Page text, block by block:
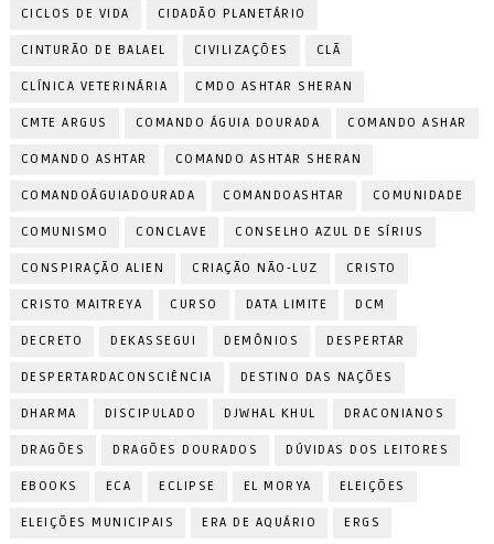
CICLOS DE VIDA CIDADÃO PLANETÁRIO
CINTURÃO DE BALAEL CIVILIZAÇÕES CLÃ
CLÍNICA VETERINÁRIA CMDO ASHTAR SHERAN
CMTE ARGUS COMANDO ÁGUIA DOURADA COMANDO ASHAR
COMANDO ASHTAR COMANDO ASHTAR SHERAN
COMANDOÁGUIADOURADA COMANDOASHTAR COMUNIDADE
COMUNISMO CONCLAVE CONSELHO AZUL DE SÍRIUS
CONSPIRAÇÃO ALIEN CRIAÇÃO NÃO-LUZ CRISTO
CRISTO MAITREYA CURSO DATA LIMITE DCM
DECRETO DEKASSEGUI DEMÔNIOS DESPERTAR
DESPERTARDACONSCIÊNCIA DESTINO DAS NAÇÕES
DHARMA DISCIPULADO DJWHAL KHUL DRACONIANOS
DRAGÕES DRAGÕES DOURADOS DÚVIDAS DOS LEITORES
EBOOKS ECA ECLIPSE EL MORYA ELEIÇÕES
ELEIÇÕES MUNICIPAIS ERA DE AQUÁRIO ERGS